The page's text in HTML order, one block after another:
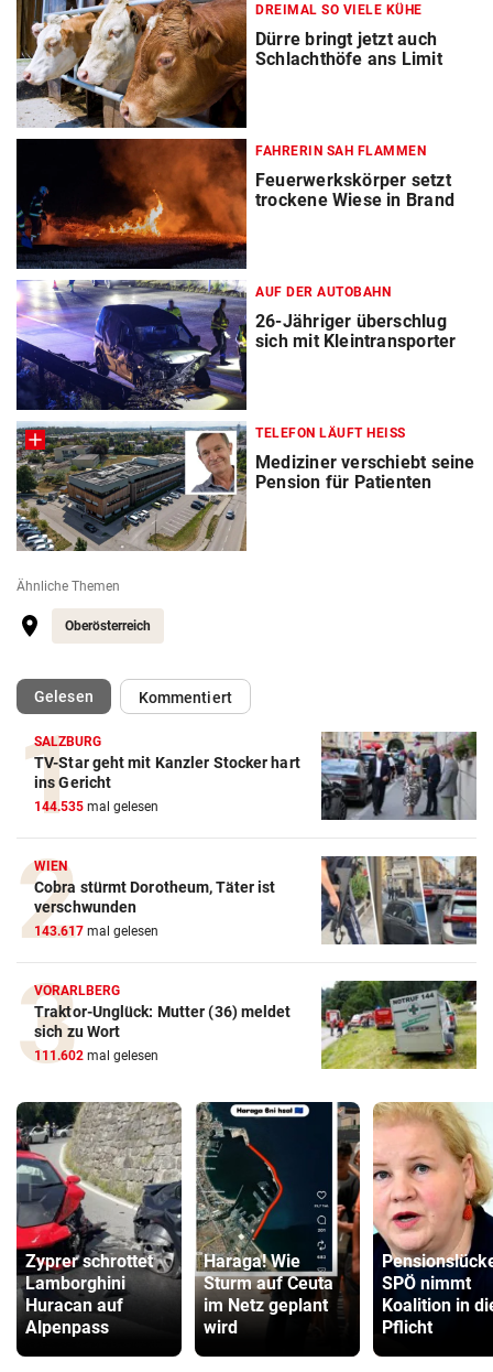
DREIMAL SO VIELE KÜHE
Dürre bringt jetzt auch
Schlachthöfe ans Limit
FAHRERIN SAH FLAMMEN
Feuerwerkskörper setzt
trockene Wiese in Brand
AUF DER AUTOBAHN
26-Jähriger überschlug
sich mit Kleintransporter
TELEFON LÄUFT HEISS
Mediziner verschiebt seine
Pension für Patienten
Ähnliche Themen
Oberösterreich
Gelesen(ausgewählt)Kommentiert
SALZBURG
TV-Star geht mit Kanzler Stocker hart
ins Gericht
144.535 mal gelesen
WIEN
Cobra stürmt Dorotheum, Täter ist
verschwunden
143.617 mal gelesen
VORARLBERG
Traktor-Unglück: Mutter (36) meldet
sich zu Wort
111.602 mal gelesen
Zyprer schrottet
Lamborghini
Huracan auf
Alpenpass
Haraga! Wie
Sturm auf Ceuta
im Netz geplant
wird
SPÖ nimmt
Koalition in
Pflicht